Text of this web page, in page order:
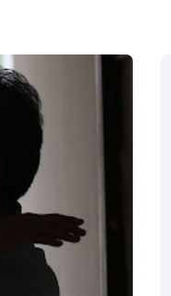
ASESORÍA EN